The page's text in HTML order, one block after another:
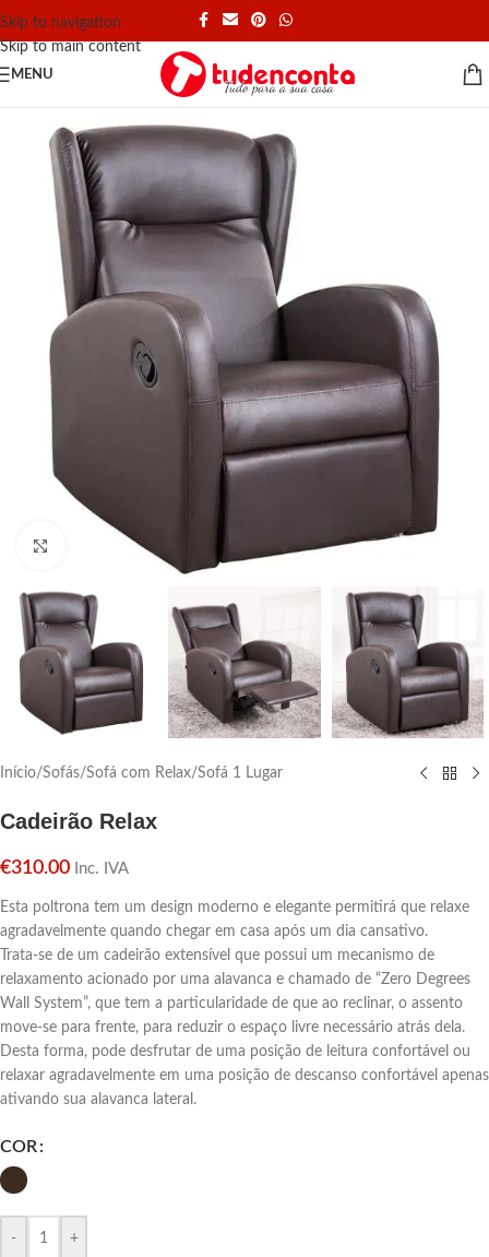
Skip to navigation
Skip to main content
MENU
Click para aumentar
Início/Sofás/Sofá com Relax/Sofá 1 Lugar
Cadeirão Relax
€310.00 Inc. IVA
Esta poltrona tem um design moderno e elegante permitirá que relaxe
agradavelmente quando chegar em casa após um dia cansativo.
Trata-se de um cadeirão extensível que possui um mecanismo de
relaxamento acionado por uma alavanca e chamado de “Zero Degrees
Wall System”, que tem a particularidade de que ao reclinar, o assento
move-se para frente, para reduzir o espaço livre necessário atrás dela.
Desta forma, pode desfrutar de uma posição de leitura confortável ou
relaxar agradavelmente em uma posição de descanso confortável apenas
ativando sua alavanca lateral.
COR
- +